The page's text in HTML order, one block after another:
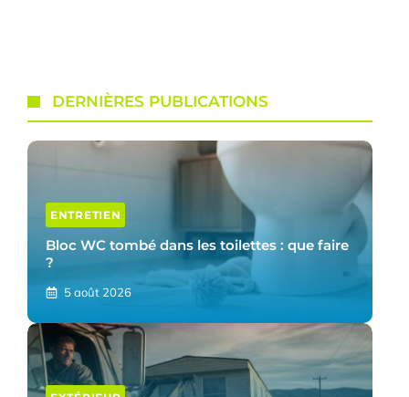
DERNIÈRES PUBLICATIONS
ENTRETIEN
Bloc WC tombé dans les toilettes : que faire
?
5 août 2026